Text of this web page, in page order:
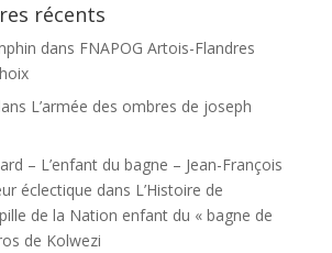
récents
dans FNAPOG Artois-Flandres
L’armée des ombres de joseph
– L’enfant du bagne – Jean-François
éclectique dans L’Histoire de
de la Nation enfant du « bagne de
de Kolwezi